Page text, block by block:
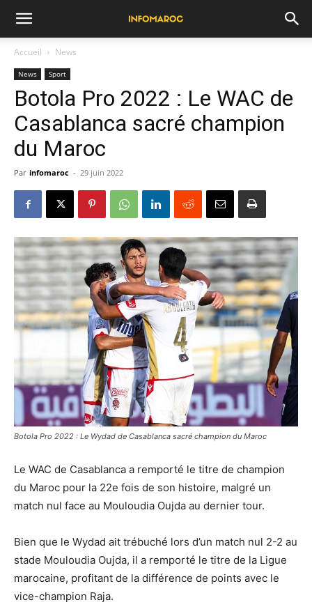
Accueil News
News Sport
Botola Pro 2022 : Le WAC de
Casablanca sacré champion
du Maroc
Par infomaroc - 29 juin 2022
Botola Pro 2022 : Le Wydad de Casablanca sacré champion du Maroc
Le WAC de Casablanca a remporté le titre de champion
du Maroc pour la 22e fois de son histoire, malgré un
match nul face au Mouloudia Oujda au dernier tour.
Bien que le Wydad ait trébuché lors d’un match nul 2-2 au
stade Mouloudia Oujda, il a remporté le titre de la Ligue
marocaine, profitant de la différence de points avec le
vice-champion Raja.